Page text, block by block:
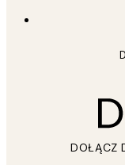
DOŁĄCZ